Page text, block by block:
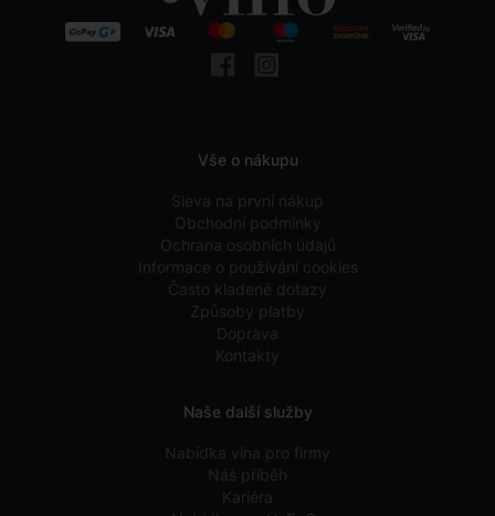
Vše o nákupu
Sleva na první nákup
Obchodní podmínky
Ochrana osobních údajů
Informace o používání cookies
Často kladené dotazy
Způsoby platby
Doprava
Kontakty
Naše další služby
Nabídka vína pro firmy
Náš příběh
Kariéra